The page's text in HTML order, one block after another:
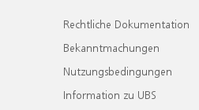
Rechtliche Dokumentation
Bekanntmachungen
Nutzungsbedingungen
Information zu UBS